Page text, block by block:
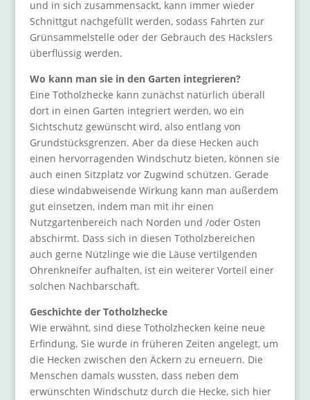
und in sich zusammensackt, kann immer wieder
Schnittgut nachgefüllt werden, sodass Fahrten zur
Grünsammelstelle oder der Gebrauch des Häckslers
überflüssig werden.
Wo kann man sie in den Garten integrieren?
Eine Totholzhecke kann zunächst natürlich überall
dort in einen Garten integriert werden, wo ein
Sichtschutz gewünscht wird, also entlang von
Grundstücksgrenzen. Aber da diese Hecken auch
einen hervorragenden Windschutz bieten, können sie
auch einen Sitzplatz vor Zugwind schützen. Gerade
diese windabweisende Wirkung kann man außerdem
gut einsetzen, indem man mit ihr einen
Nutzgartenbereich nach Norden und /oder Osten
abschirmt. Dass sich in diesen Totholzbereichen
auch gerne Nützlinge wie die Läuse vertilgenden
Ohrenkneifer aufhalten, ist ein weiterer Vorteil einer
solchen Nachbarschaft.
Geschichte der Totholzhecke
Wie erwähnt, sind diese Totholzhecken keine neue
Erfindung. Sie wurde in früheren Zeiten angelegt, um
die Hecken zwischen den Äckern zu erneuern. Die
Menschen damals wussten, dass neben dem
erwünschten Windschutz durch die Hecke, sich hier